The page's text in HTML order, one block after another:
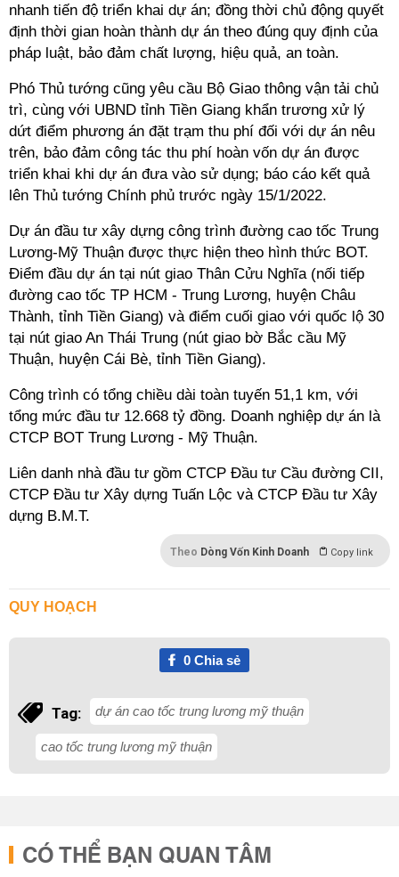
nhanh tiến độ triển khai dự án; đồng thời chủ động quyết
định thời gian hoàn thành dự án theo đúng quy định của
pháp luật, bảo đảm chất lượng, hiệu quả, an toàn.
Phó Thủ tướng cũng yêu cầu Bộ Giao thông vận tải chủ
trì, cùng với UBND tỉnh Tiền Giang khẩn trương xử lý
dứt điểm phương án đặt trạm thu phí đối với dự án nêu
trên, bảo đảm công tác thu phí hoàn vốn dự án được
triển khai khi dự án đưa vào sử dụng; báo cáo kết quả
lên Thủ tướng Chính phủ trước ngày 15/1/2022.
Dự án đầu tư xây dựng công trình đường cao tốc Trung
Lương-Mỹ Thuận được thực hiện theo hình thức BOT.
Điểm đầu dự án tại nút giao Thân Cửu Nghĩa (nối tiếp
đường cao tốc TP HCM - Trung Lương, huyện Châu
Thành, tỉnh Tiền Giang) và điểm cuối giao với quốc lộ 30
tại nút giao An Thái Trung (nút giao bờ Bắc cầu Mỹ
Thuận, huyện Cái Bè, tỉnh Tiền Giang).
Công trình có tổng chiều dài toàn tuyến 51,1 km, với
tổng mức đầu tư 12.668 tỷ đồng. Doanh nghiệp dự án là
CTCP BOT Trung Lương - Mỹ Thuận.
Liên danh nhà đầu tư gồm CTCP Đầu tư Cầu đường CII,
CTCP Đầu tư Xây dựng Tuấn Lộc và CTCP Đầu tư Xây
dựng B.M.T.
Theo Dòng Vốn Kinh Doanh Copy link
QUY HOẠCH
0Chia sẻ
Tag: dự án cao tốc trung lương mỹ thuận
cao tốc trung lương mỹ thuận
CÓ THỂ BẠN QUAN TÂM